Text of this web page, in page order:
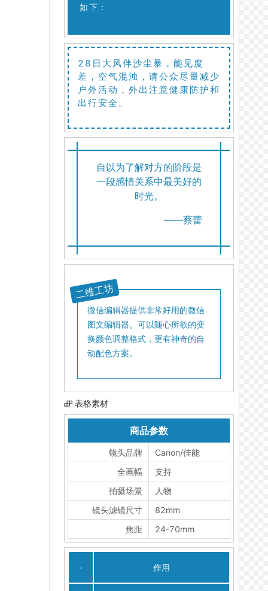
如下：
28日大风伴沙尘暴，能见度
差，空气混浊，请公众尽量减少
户外活动，外出注意健康防护和
出行安全。
自以为了解对方的阶段是
一段感情关系中最美好的
时光。
——蔡蕾
二维工坊
微信编辑器提供非常好用的微信
图文编辑器。可以随心所欲的变
换颜色调整格式，更有神奇的自
动配色方案。
表格素材
商品参数
镜头品牌
Canon/佳能
全画幅
支持
拍摄场景
人物
镜头滤镜尺寸
82mm
焦距
24-70mm
- 作用